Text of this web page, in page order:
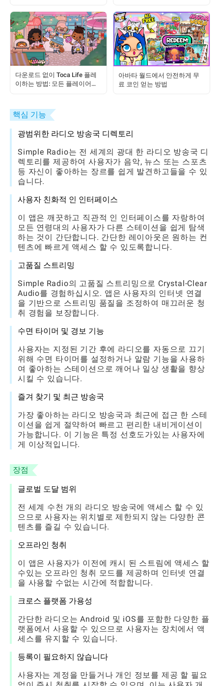
다운로드 없이 Toca Life 플레
이하는 방법: 모든 플레이어를
아바타 월드에서 안전하게 무
료 코인 얻는 방법
핵심 기능
광범위한 라디오 방송국 디렉토리
Simple Radio는 전 세계의 광대 한 라디오 방송국 디
렉토리를 제공하여 사용자가 음악, 뉴스 또는 스포츠
등 자신이 좋아하는 장르를 쉽게 발견하고들을 수 있
습니다.
사용자 친화적 인 인터페이스
이 앱은 깨끗하고 직관적 인 인터페이스를 자랑하여
모든 연령대의 사용자가 다른 스테이션을 쉽게 탐색
하는 것이 간단합니다. 간단한 레이아웃은 원하는 컨
텐츠에 빠르게 액세스 할 수 있도록합니다.
고품질 스트리밍
Simple Radio의 고품질 스트리밍으로 Crystal-Clear
Audio를 경험하십시오. 앱은 사용자의 인터넷 연결
을 기반으로 스트리밍 품질을 조정하여 매끄러운 청
취 경험을 보장합니다.
수면 타이머 및 경보 기능
사용자는 지정된 기간 후에 라디오를 자동으로 끄기
위해 수면 타이머를 설정하거나 알람 기능을 사용하
여 좋아하는 스테이션으로 깨어나 일상 생활을 향상
시킬 수 있습니다.
즐겨 찾기 및 최근 방송국
가장 좋아하는 라디오 방송국과 최근에 접근 한 스테
이션을 쉽게 절약하여 빠르고 편리한 내비게이션이
가능합니다. 이 기능은 특정 선호도가있는 사용자에
게 이상적입니다.
장점
글로벌 도달 범위
전 세계 수천 개의 라디오 방송국에 액세스 할 수 있
으므로 사용자는 위치별로 제한되지 않는 다양한 콘
텐츠를 즐길 수 있습니다.
오프라인 청취
이 앱은 사용자가 이전에 캐시 된 스트림에 액세스 할
수있는 오프라인 청취 모드를 제공하며 인터넷 연결
을 사용할 수없는 시간에 적합합니다.
크로스 플랫폼 가용성
간단한 라디오는 Android 및 iOS를 포함한 다양한 플
랫폼에서 사용할 수 있으므로 사용자는 장치에서 액
세스를 유지할 수 있습니다.
등록이 필요하지 않습니다
사용자는 계정을 만들거나 개인 정보를 제공 할 필요